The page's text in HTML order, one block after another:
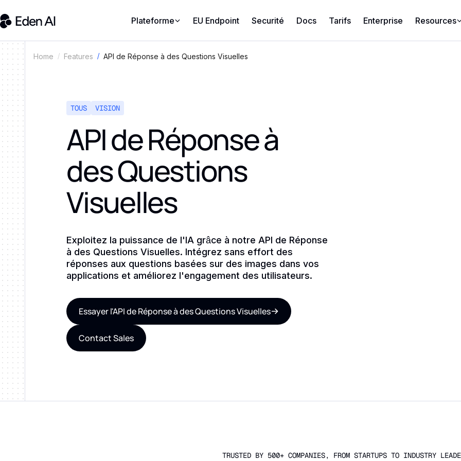
Plateforme EU Endpoint Securité Docs Tarifs Enterprise Resources
Home Features API de Réponse à des Questions Visuelles
TOUS VISION
API de Réponse à
des Questions
Visuelles
Exploitez la puissance de l'IA grâce à notre API de Réponse
à des Questions Visuelles. Intégrez sans effort des
réponses aux questions basées sur des images dans vos
applications et améliorez l'engagement des utilisateurs.
Essayer l'API de Réponse à des Questions Visuelles
Contact Sales
TRUSTED BY 500+ COMPANIES, FROM STARTUPS TO INDUSTRY